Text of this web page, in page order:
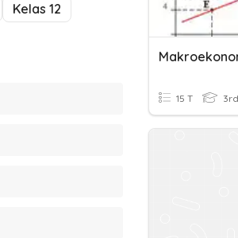
Kelas 12
15 T 3rd